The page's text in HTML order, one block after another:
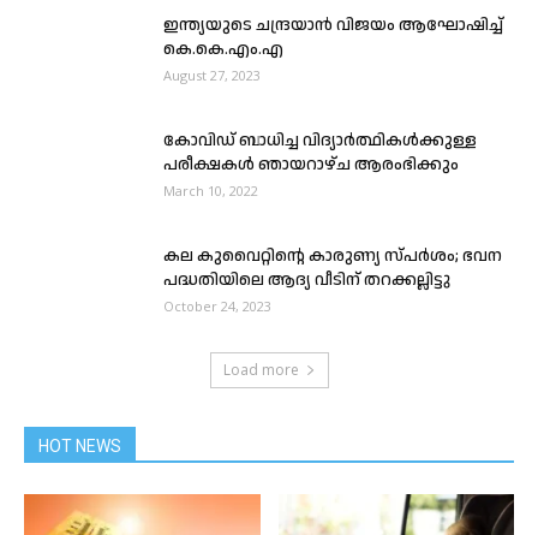
ഇന്ത്യയുടെ ചന്ദ്രയാൻ വിജയം ആഘോഷിച്ച്
കെ.കെ.എം.എ
August 27, 2023
കോവിഡ് ബാധിച്ച വിദ്യാർത്ഥികൾക്കുള്ള
പരീക്ഷകൾ ഞായറാഴ്ച ആരംഭിക്കും
March 10, 2022
കല കുവൈറ്റിന്റെ കാരുണ്യ സ്പർശം; ഭവന
പദ്ധതിയിലെ ആദ്യ വീടിന് തറക്കല്ലിട്ടു
October 24, 2023
Load more
HOT NEWS